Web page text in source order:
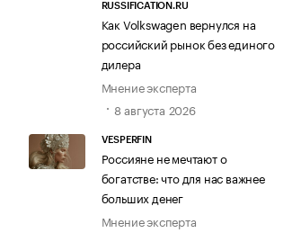
RUSSIFICATION.RU
Как Volkswagen вернулся на
российский рынок без единого
дилера
Мнение эксперта
8 августа 2026
VESPERFIN
Россияне не мечтают о
богатстве: что для нас важнее
больших денег
Мнение эксперта